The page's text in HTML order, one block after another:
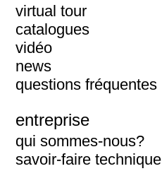
virtual tour
catalogues
vidéo
news
questions fréquentes
entreprise
qui sommes-nous?
savoir-faire technique